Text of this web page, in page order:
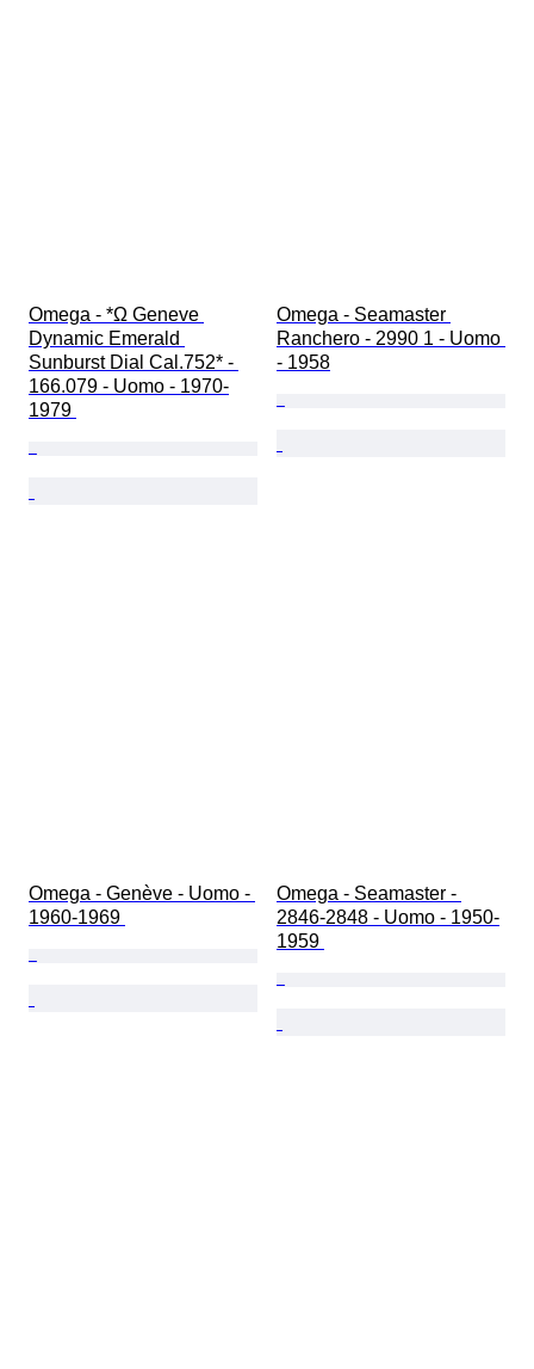
Omega - *Ω Geneve
Dynamic Emerald
Sunburst Dial Cal.752* -
166.079 - Uomo - 1970-
1979
Omega - Seamaster
Ranchero - 2990 1 - Uomo
- 1958
Omega - Genève - Uomo -
1960-1969
Omega - Seamaster -
2846-2848 - Uomo - 1950-
1959